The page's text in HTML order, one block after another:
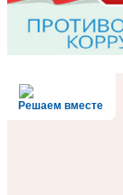
Решаем вместе